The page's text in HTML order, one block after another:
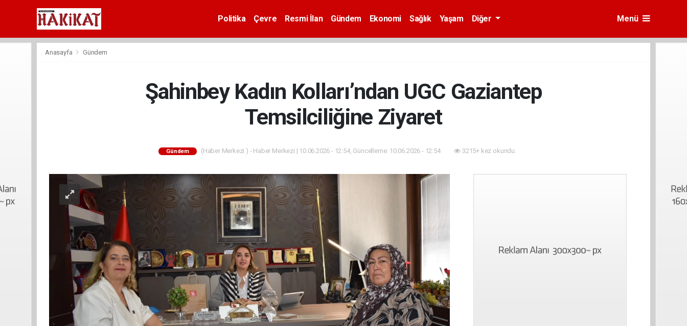
Politika Çevre Resmi İlan Gündem Ekonomi Sağlık Yaşam Diğer Menü
Anasayfa Gündem
Şahinbey Kadın Kolları’ndan UGC Gaziantep
Temsilciliğine Ziyaret
Gündem (Haber Merkezi ) - Haber Merkezi | 10.06.2026 - 12:54, Güncelleme: 10.06.2026 - 12:54 3215+ kez okundu.